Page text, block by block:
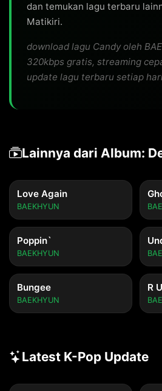
dan temukan lagu terbaru
Matikiri.
download lagu Candy oleh
320kbps gratis, streaming
update lagu terbaru setiap
Lainnya dari Album:
Love Again
BAEKHYUN
Poppin`
BAEKHYUN
Bungee
BAEKHYUN
R
Latest K-Pop Update